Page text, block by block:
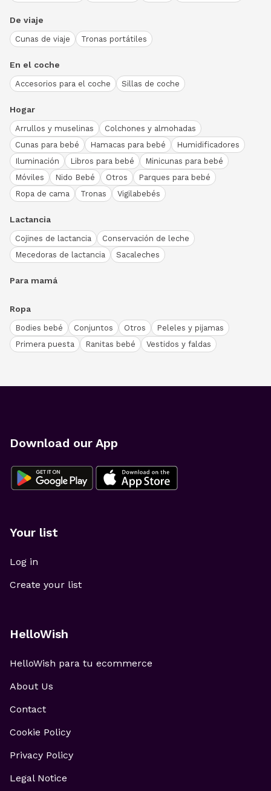
De viaje
Cunas de viaje Tronas portátiles
En el coche
Accesorios para el coche Sillas de coche
Hogar
Arrullos y muselinas
Colchones y almohadas
Cunas para bebé
Hamacas para bebé
Humidificadores
Iluminación
Libros para bebé
Minicunas para bebé
Móviles
Nido Bebé Otros
Parques para bebé
Ropa de cama
Tronas Vigilabebés
Lactancia
Cojines de lactancia
Conservación de leche
Mecedoras de lactancia
Sacaleches
Para mamá
Ropa
Bodies bebé Conjuntos Otros
Peleles y pijamas
Primera puesta
Ranitas bebé Vestidos y faldas
Download our App
Your list
Log in
Create your list
HelloWish
HelloWish para tu ecommerce
About Us
Contact
Cookie Policy
Privacy Policy
Legal Notice